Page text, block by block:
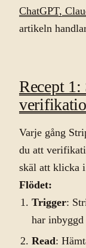
ChatGPT,
artikeln
Recept
Varje gång
du att
skäl att klicka i
Flödet:
Trigger:
har
Read: